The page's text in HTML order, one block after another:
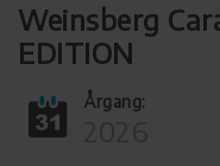
Weinsberg
EDITION
Årgang: